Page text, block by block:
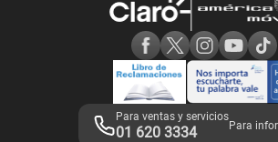
Adquirientes iPhone 6, 6S y SE
Mensaje de Seguridad
Términos y Condiciones de Tienda Claro
Libro de Reclamaciones
Legales de marketplace
Para ventas y servicios
01 620 3334 Para